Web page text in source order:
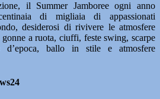
il Summer Jamboree ogni anno
di migliaia di appassionati
desiderosi di rivivere le atmosfere
a ruota, ciuffi, feste swing, scarpe
d’epoca, ballo in stile e atmosfere